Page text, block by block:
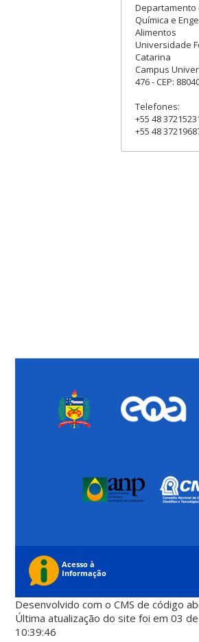
Departamento
Química e
Alimentos
Universidade
Catarina
Campus
476 - CEP:
Telefones:
+55 48
+55 48
Desenvolvido com o CMS de código
Última atualização do site foi em 03
10:39:46